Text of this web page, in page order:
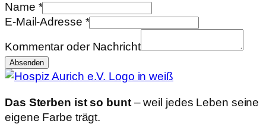
Kommentar
E-
Adresse
Nachricht
Name *
E-Mail-Adresse *
Kommentar oder Nachricht
Absenden
Das Sterben ist so bunt– weil jedes Leben seine
eigene Farbe trägt.